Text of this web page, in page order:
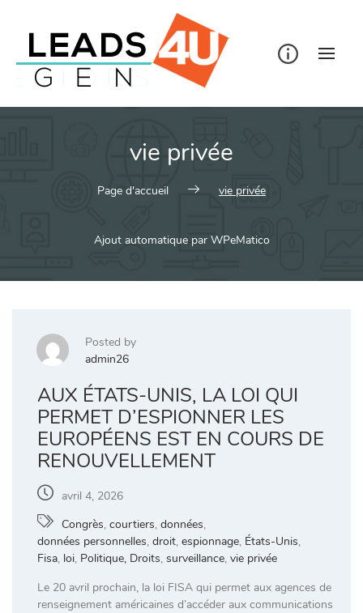
vie privée
Page d'accueil vie privée
Ajout automatique par WPeMatico
Posted by
admin26
AUX ÉTATS-UNIS, LA LOI QUI
PERMET D’ESPIONNER LES
EUROPÉENS EST EN COURS DE
RENOUVELLEMENT
avril 4, 2026
Congrès, courtiers, données,
données personnelles, droit, espionnage, États-Unis,
Fisa, loi, Politique, Droits, surveillance, vie privée
Le 20 avril prochain, la loi FISA qui permet aux agences de
renseignement américaines d’accéder aux communications